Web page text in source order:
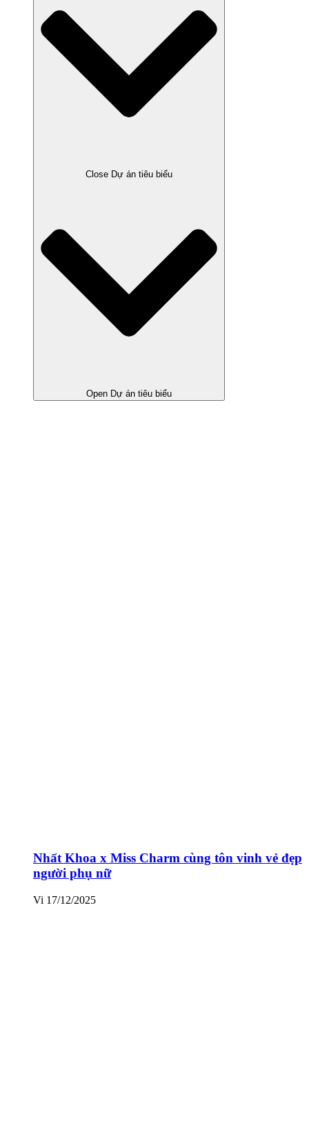
Close Dự án tiêu biểu
Open Dự án tiêu biểu
Nhất Khoa x Miss Charm cùng tôn vinh vẻ đẹp
người phụ nữ
Vi 17/12/2025